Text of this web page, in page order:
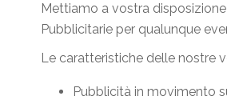
Mettiamo a vostra
Pubblicitarie per qualunque
Le caratteristiche delle nostre
Pubblicità in movimento